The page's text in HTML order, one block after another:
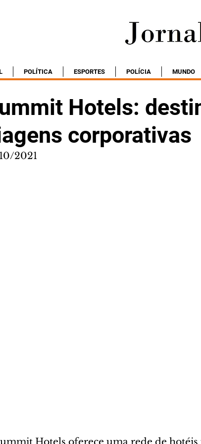
POLÍTICA ESPORTES POLÍCIA MUNDO
Hotels:
corporativas
2021